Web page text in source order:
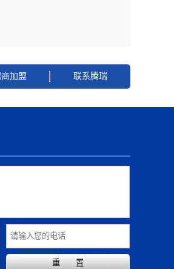
加盟 联系腾瑞